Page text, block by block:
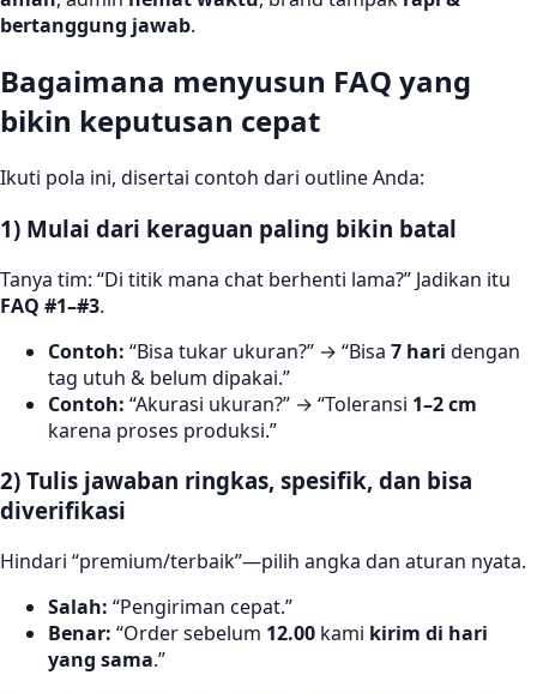
bertanggung jawab.
Bagaimana menyusun FAQ yang
bikin keputusan cepat
Ikuti pola ini, disertai contoh dari outline Anda:
1) Mulai dari keraguan paling bikin batal
Tanya tim: “Di titik mana chat berhenti lama?” Jadikan itu
FAQ #1–#3.
Contoh: “Bisa tukar ukuran?” → “Bisa 7 hari dengan
tag utuh & belum dipakai.”
Contoh: “Akurasi ukuran?” → “Toleransi 1–2 cm
karena proses produksi.”
2) Tulis jawaban ringkas, spesifik, dan bisa
diverifikasi
Hindari “premium/terbaik”—pilih angka dan aturan nyata.
Salah: “Pengiriman cepat.”
Benar: “Order sebelum 12.00 kami kirim di hari
yang sama.”